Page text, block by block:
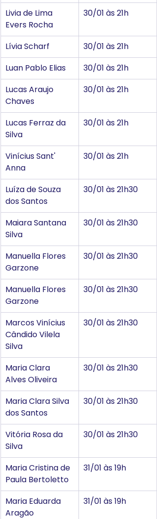
Livia de Lima
Evers Rocha
30/01 às 21h
Lívia Scharf
30/01 às 21h
Luan Pablo Elias
30/01 às 21h
Lucas Araujo
Chaves
30/01 às 21h
Lucas Ferraz da
Silva
30/01 às 21h
Vinícius Sant'
Anna
30/01 às 21h
Luíza de Souza
dos Santos
30/01 às 21h30
Maiara Santana
Silva
30/01 às 21h30
Manuella Flores
Garzone
30/01 às 21h30
Manuella Flores
Garzone
30/01 às 21h30
Marcos Vinícius
Cândido Vilela
Silva
30/01 às 21h30
Maria Clara
Alves Oliveira
30/01 às 21h30
Maria Clara Silva
dos Santos
30/01 às 21h30
Vitória Rosa da
Silva
30/01 às 21h30
Maria Cristina de
Paula Bertoletto
31/01 às 19h
Maria Eduarda
Aragão
31/01 às 19h